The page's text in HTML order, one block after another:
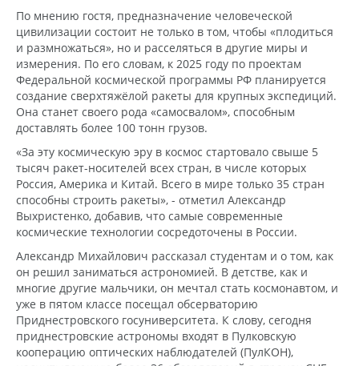
По мнению гостя, предназначение человеческой
цивилизации состоит не только в том, чтобы «плодиться
и размножаться», но и расселяться в другие миры и
измерения. По его словам, к 2025 году по проектам
Федеральной космической программы РФ планируется
создание сверхтяжёлой ракеты для крупных экспедиций.
Она станет своего рода «самосвалом», способным
доставлять более 100 тонн грузов.
«За эту космическую эру в космос стартовало свыше 5
тысяч ракет-носителей всех стран, в числе которых
Россия, Америка и Китай. Всего в мире только 35 стран
способны строить ракеты», - отметил Александр
Выхристенко, добавив, что самые современные
космические технологии сосредоточены в России.
Александр Михайлович рассказал студентам и о том, как
он решил заниматься астрономией. В детстве, как и
многие другие мальчики, он мечтал стать космонавтом, и
уже в пятом классе посещал обсерваторию
Приднестровского госуниверситета. К слову, сегодня
приднестровские астрономы входят в Пулковскую
кооперацию оптических наблюдателей (ПулКОН),